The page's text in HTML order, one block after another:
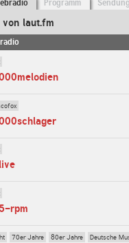
Programm
von laut.fm
rpm
70er Jahre 80er Jahre Deutsche